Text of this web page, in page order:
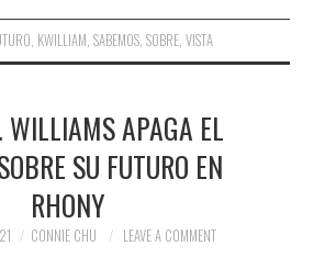
, KWILLIAM, SABEMOS, SOBRE, VISTA
WILLIAMS APAGA EL
SU FUTURO EN
RHONY
CONNIE CHU LEAVE A COMMENT